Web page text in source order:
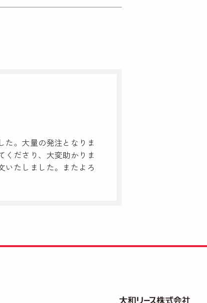
た。大量の発注となりま
くださり、大変助かりま
いたしました。またよろ